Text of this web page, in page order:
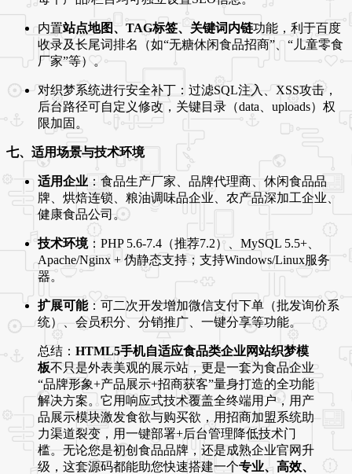
内置站点地图、TAG标签、关键词内链功能，利于百度
收录及长尾词排名（如“无糖休闲食品招商”、“儿童零食
厂家”等）。
对织梦系统进行安全补丁：过滤SQL注入、XSS攻击，
后台路径可自定义修改，关键目录（data、uploads）权
限加固。
七、适用场景与技术环境
适用企业 ：食品生产厂家、品牌代理商、休闲食品品
牌、烘焙连锁、粮油调味品企业、农产品深加工企业、
健康食品公司。
技术环境：PHP 5.6-7.4（推荐7.2）、MySQL 5.5+、
Apache/Nginx + 伪静态支持；支持Windows/Linux服务
器。
扩展可能：可二次开发增加微信支付下单（批发询价系
统）、会员积分、分销推广、一键分享等功能。
总结： HTML5手机自适应食品类企业网站织梦模
板不只是外表美观的展示站，更是一套为食品企业
“品牌形象+产品展示+招商获客”量身打造的全功能
解决方案。它用响应式技术覆盖全终端用户，用产
品展示模块激发食欲与购买欲，用招商加盟系统助
力渠道裂变，用一键部署+后台管理降低技术门
槛。无论您是初创食品品牌，还是成熟企业官网升
级，这套源码都能助您快速搭建一个专业、高效、